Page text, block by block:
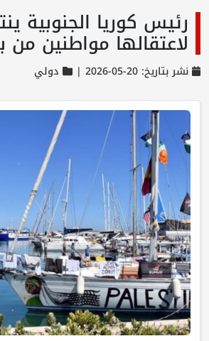
رئيس كوريا الجنوبية
لاعتقالها مواطنين من
نشر بتاريخ: 20-05-2026 | دولي